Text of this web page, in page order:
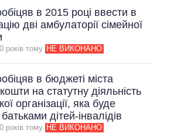
в 2015 році ввести в
дві амбулаторії сімейної
рокiв тому НЕ ВИКОНАНО
в бюджеті міста
на статутну діяльність
організації, яка буде
дітей-інвалідів
рокiв тому НЕ ВИКОНАНО